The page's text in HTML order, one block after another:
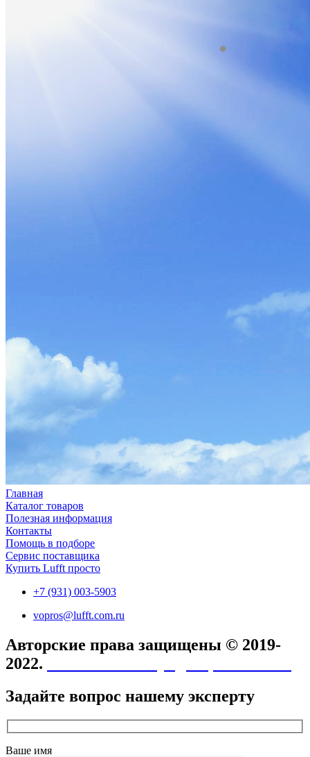
Главная
Каталог товаров
Полезная информация
Контакты
Помощь в подборе
Сервис поставщика
Купить Lufft просто
+7 (931) 003-5903
vopros@lufft.com.ru
Авторские права защищены © 2019-
2022.
Задайте вопрос нашему эксперту
Ваше имя